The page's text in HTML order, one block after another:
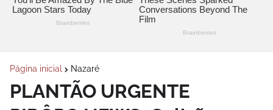
Página inicial Nazaré
PLANTÃO URGENTE